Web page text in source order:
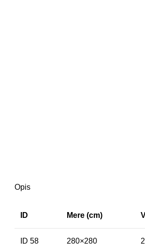
Opis
ID Mere (cm)
ID 58 280×280